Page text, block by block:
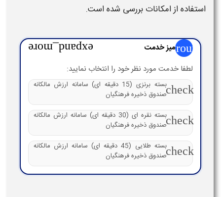
استفاده از امکانات بررسی شده است.
groupمیز خدمت expand_more
لطفا خدمت مورد نظر خود را انتخاب نمایید:
check
بسته برنزی (15 دقیقه ای) سامانه ارزش مالکانه
صندوق ذخیره فرهنگیان
check
بسته نقره ای (30 دقیقه ای) سامانه ارزش مالکانه
صندوق ذخیره فرهنگیان
check
بسته طلایی (45 دقیقه ای) سامانه ارزش مالکانه
صندوق ذخیره فرهنگیان